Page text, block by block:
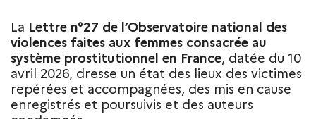
La Lettre n°27 de l’Observatoire national des
violences faites aux femmes consacrée au
système prostitutionnel en France, datée du 10
avril 2026, dresse un état des lieux des victimes
repérées et accompagnées, des mis en cause
enregistrés et poursuivis et des auteurs